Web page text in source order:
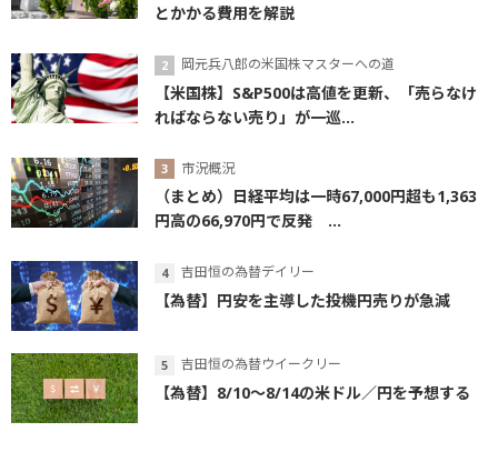
とかかる費用を解説
岡元兵八郎の米国株マスターへの道
【米国株】S&P500は高値を更新、「売らなけ
ればならない売り」が一巡...
市況概況
（まとめ）日経平均は一時67,000円超も1,363
円高の66,970円で反発 ...
吉田恒の為替デイリー
【為替】円安を主導した投機円売りが急減
吉田恒の為替ウイークリー
【為替】8/10～8/14の米ドル／円を予想する